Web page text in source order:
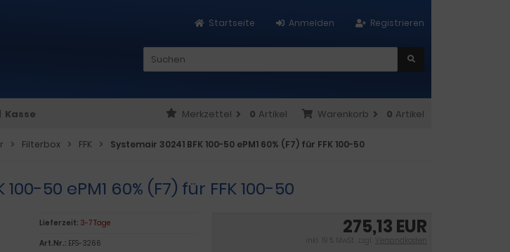
Registrieren
Anmelden
Startseite
Kasse Warenkorb 0 Artikel
Merkzettel 0 Artikel
Filterbox FFK Systemair 30241 BFK 100-50 ePM1 60% (F7) für FFK 100-50
50 ePM1 60% (F7) für FFK 100-50
275,13 EUR
inkl. 19 % MwSt. zzgl. Versandkosten
Lieferzeit: 3-7 Tage
Art.Nr.: EFS-3266